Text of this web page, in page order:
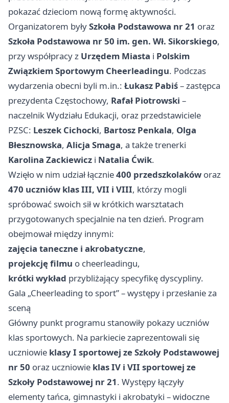
pokazać dzieciom nową formę aktywności.
Organizatorem byłySzkoła Podstawowa nr 21 oraz
Szkoła Podstawowa nr 50 im. gen. Wł. Sikorskiego,
przy współpracy z Urzędem Miasta i Polskim
Związkiem Sportowym Cheerleadingu. Podczas
wydarzenia obecni byli m.in.: Łukasz Pabiś– zastępca
prezydenta Częstochowy, Rafał Piotrowski –
naczelnik Wydziału Edukacji, oraz przedstawiciele
PZSC: Leszek Cichocki, Bartosz Penkala, Olga
Błesznowska, Alicja Smaga, a także trenerki
Karolina Zackiewicz i Natalia Ćwik.
Wzięło w nim udział łącznie400 przedszkolaków oraz
470 uczniów klas III, VII i VIII, którzy mogli
spróbować swoich sił w krótkich warsztatach
przygotowanych specjalnie na ten dzień. Program
obejmował między innymi:
zajęcia taneczne i akrobatyczne,
projekcję filmu o cheerleadingu,
krótki wykład przybliżający specyfikę dyscypliny.
Gala „Cheerleading to sport” – występy i przesłanie za
sceną
Główny punkt programu stanowiły pokazy uczniów
klas sportowych. Na parkiecie zaprezentowali się
uczniowie klasy I sportowej ze Szkoły Podstawowej
nr 50 oraz uczniowie klas IV i VII sportowej ze
Szkoły Podstawowej nr 21. Występy łączyły
elementy tańca, gimnastyki i akrobatyki – widoczne